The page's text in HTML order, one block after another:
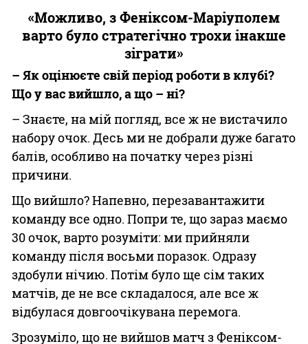
«Можливо, з Феніксом-Маріуполем
варто було стратегічно трохи інакше
зіграти»
– Як оцінюєте свій період роботи в клубі?
Що у вас вийшло, а що – ні?
– Знаєте, на мій погляд, все ж не вистачило
набору очок. Десь ми не добрали дуже багато
балів, особливо на початку через різні
причини.
Що вийшло? Напевно, перезавантажити
команду все одно. Попри те, що зараз маємо
30 очок, варто розуміти: ми прийняли
команду після восьми поразок. Одразу
здобули нічию. Потім було ще сім таких
матчів, де не все складалося, але все ж
відбулася довгоочікувана перемога.
Зрозуміло, що не вийшов матч з Феніксом-